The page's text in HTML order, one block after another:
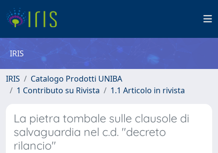
IRIS
IRIS
Catalogo Prodotti UNIBA
1 Contributo su Rivista
1.1 Articolo in rivista
La pietra tombale sulle clausole di
salvaguardia nel c.d. "decreto
rilancio"